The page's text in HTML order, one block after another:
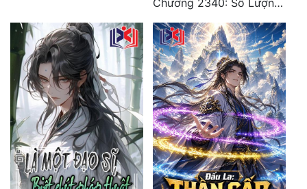
Tu Tiên
Tội Phạm
Vô Địch
Võ Hiệp
Võng Du
Xuyên Không
Chương 2340: Số Lượng Bất Túc!